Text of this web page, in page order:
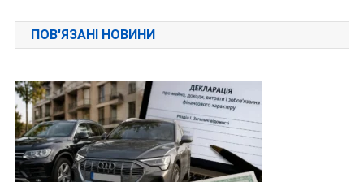
записів
ПОВ'ЯЗАНІ НОВИНИ